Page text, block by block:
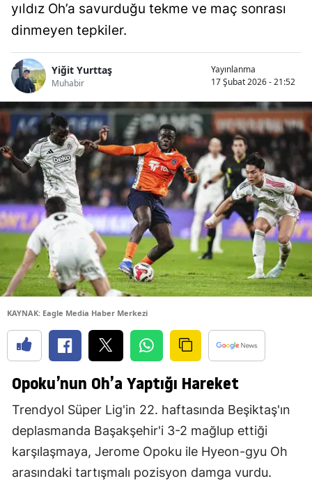
yıldız Oh’a savurduğu tekme ve maç sonrası
dinmeyen tepkiler.
Yiğit Yurttaş
Muhabir
Yayınlanma
17 Şubat 2026 - 21:52
KAYNAK: Eagle Media Haber Merkezi
Opoku’nun Oh’a Yaptığı Hareket
Trendyol Süper Lig'in 22. haftasında Beşiktaş'ın
deplasmanda Başakşehir'i 3-2 mağlup ettiği
karşılaşmaya, Jerome Opoku ile Hyeon-gyu Oh
arasındaki tartışmalı pozisyon damga vurdu.